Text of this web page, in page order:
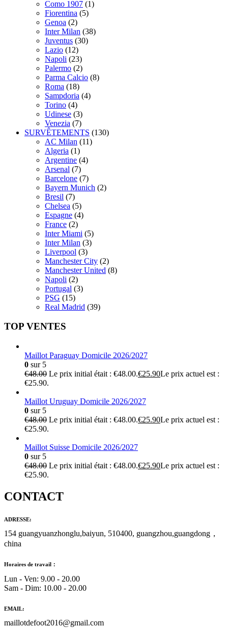
Como 1907 (1)
Fiorentina (5)
Genoa (2)
Inter Milan (38)
Juventus (30)
Lazio (12)
Napoli (23)
Palermo (2)
Parma Calcio (8)
Roma (18)
Sampdoria (4)
Torino (4)
Udinese (3)
Venezia (7)
SURVÊTEMENTS (130)
AC Milan (11)
Algeria (1)
Argentine (4)
Arsenal (7)
Barcelone (7)
Bayern Munich (2)
Bresil (7)
Chelsea (5)
Espagne (4)
France (2)
Inter Miami (5)
Inter Milan (3)
Liverpool (3)
Manchester City (2)
Manchester United (8)
Napoli (2)
Portugal (3)
PSG (15)
Real Madrid (39)
TOP VENTES
Maillot Paraguay Domicile 2026/2027
0 sur 5
€48.00 Le prix initial était : €48.00.€25.90Le prix actuel est :
€25.90.
Maillot Uruguay Domicile 2026/2027
0 sur 5
€48.00 Le prix initial était : €48.00.€25.90Le prix actuel est :
€25.90.
Maillot Suisse Domicile 2026/2027
0 sur 5
€48.00 Le prix initial était : €48.00.€25.90Le prix actuel est :
€25.90.
CONTACT
ADRESSE:
154 guangyuanzhonglu,baiyun, 510400, guangzhou,guangdong，
china
Horaires de travail：
Lun - Ven: 9.00 - 20.00
Sam - Dim: 10.00 - 20.00
EMAIL:
maillotdefoot2016@gmail.com